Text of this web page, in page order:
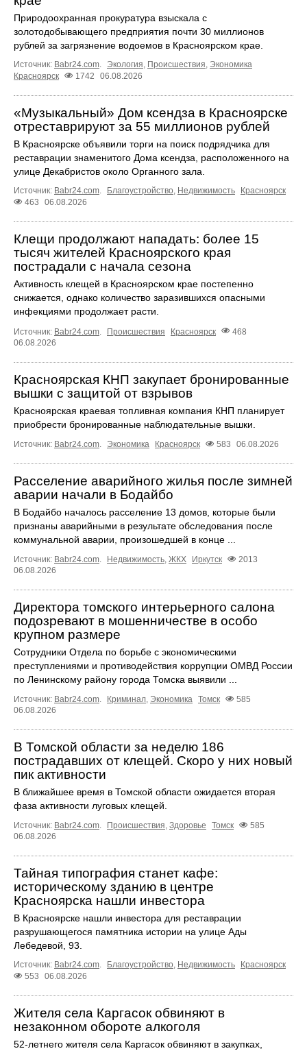
Природоохранная прокуратура взыскала с
золотодобывающего предприятия почти 30 миллионов
рублей за загрязнение водоемов в Красноярском крае.
Источник: Babr24.com. Экология, Происшествия, Экономика
Красноярск
1742 06.08.2026
«Музыкальный» Дом ксендза в Красноярске
отреставрируют за 55 миллионов рублей
В Красноярске объявили торги на поиск подрядчика для
реставрации знаменитого Дома ксендза, расположенного на
улице Декабристов около Органного зала.
Источник: Babr24.com. Благоустройство, Недвижимость
Красноярск
463
06.08.2026
Клещи продолжают нападать: более 15
тысяч жителей Красноярского края
пострадали с начала сезона
Активность клещей в Красноярском крае постепенно
снижается, однако количество заразившихся опасными
инфекциями продолжает расти.
Источник: Babr24.com Происшествия Красноярск
468
06.08.2026
Красноярская КНП закупает бронированные
вышки с защитой от взрывов
Красноярская краевая топливная компания КНП планирует
приобрести бронированные наблюдательные вышки.
Источник: Babr24.com Экономика Красноярск 583 06.08.2026
Расселение аварийного жилья после зимней
аварии начали в Бодайбо
В Бодайбо началось расселение 13 домов, которые были
признаны аварийными в результате обследования после
коммунальной аварии, произошедшей в конце ...
Источник: Babr24.com Недвижимость ЖКХ Иркутск
2013
06.08.2026
Директора томского интерьерного салона
подозревают в мошенничестве в особо
крупном размере
Сотрудники Отдела по борьбе с экономическими
преступлениями и противодействия коррупции ОМВД России
по Ленинскому району города Томска выявили ...
Источник: Babr24.com. Криминал, Экономика Томск
585
06.08.2026
В Томской области за неделю 186
пострадавших от клещей. Скоро у них новый
пик активности
В ближайшее время в Томской области ожидается вторая
фаза активности луговых клещей.
Источник: Babr24.com. Происшествия, Здоровье Томск
585
06.08.2026
Тайная типография станет кафе:
историческому зданию в центре
Красноярска нашли инвестора
В Красноярске нашли инвестора для реставрации
разрушающегося памятника истории на улице Ады
Лебедевой, 93.
Источник: Babr24.com. Благоустройство, Недвижимость
Красноярск
553
06.08.2026
Жителя села Каргасок обвиняют в
незаконном обороте алкоголя
52-летнего жителя села Каргасок обвиняют в закупках,